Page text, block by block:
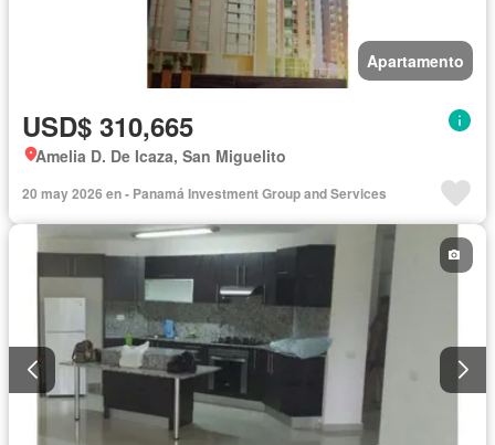
Apartamento
USD$ 310,665
Amelia D. De Icaza, San Miguelito
20 may 2026 en - Panamá Investment Group and Services